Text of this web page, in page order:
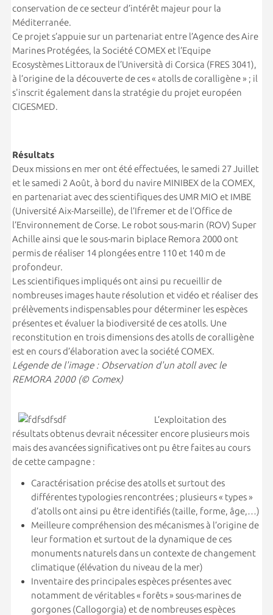
conservation de ce secteur d’intérêt majeur pour la
Méditerranée.
Ce projet s’appuie sur un partenariat entre l’Agence des Aire
Marines Protégées, la Société COMEX et l’Equipe
Ecosystèmes Littoraux de l’Università di Corsica (FRES 3041),
à l’origine de la découverte de ces « atolls de coralligène » ; il
s'inscrit également dans la stratégie du projet européen
CIGESMED.
Résultats
Deux missions en mer ont été effectuées, le samedi 27 Juillet
et le samedi 2 Août, à bord du navire MINIBEX de la COMEX,
en partenariat avec des scientifiques des UMR MIO et IMBE
(Université Aix-Marseille), de l’Ifremer et de l’Office de
l’Environnement de Corse. Le robot sous-marin (ROV) Super
Achille ainsi que le sous-marin biplace Remora 2000 ont
permis de réaliser 14 plongées entre 110 et 140 m de
profondeur.
Les scientifiques impliqués ont ainsi pu recueillir de
nombreuses images haute résolution et vidéo et réaliser des
prélèvements indispensables pour déterminer les espèces
présentes et évaluer la biodiversité de ces atolls. Une
reconstitution en trois dimensions des atolls de coralligène
est en cours d’élaboration avec la société COMEX.
Légende de l'image : Observation d'un atoll avec le
REMORA 2000 (© Comex)
L’exploitation des
résultats obtenus devrait nécessiter encore plusieurs mois
mais des avancées significatives ont pu être faites au cours
de cette campagne :
Caractérisation précise des atolls et surtout des
différentes typologies rencontrées ; plusieurs « types »
d’atolls ont ainsi pu être identifiés (taille, forme, âge,…)
Meilleure compréhension des mécanismes à l’origine de
leur formation et surtout de la dynamique de ces
monuments naturels dans un contexte de changement
climatique (élévation du niveau de la mer)
Inventaire des principales espèces présentes avec
notamment de véritables « forêts » sous-marines de
gorgones (Callogorgia) et de nombreuses espèces